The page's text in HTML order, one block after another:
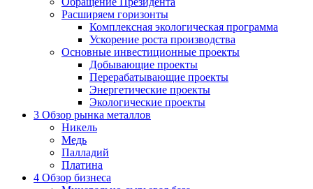
Расширяем горизонты
Комплексная экологическая программа
Ускорение роста производства
Основные инвестиционные проекты
Добывающие проекты
Перерабатывающие проекты
Энергетические проекты
Экологические проекты
3 Обзор рынка металлов
Никель
Медь
Палладий
Платина
4 Обзор бизнеса